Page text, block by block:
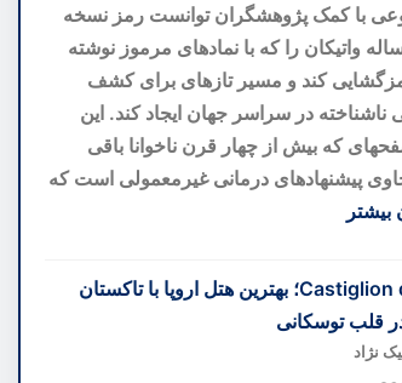
با کمک پژوهشگران توانست رمز نسخه
۴۰۰ ساله واتیکان را که با نمادهای مرموز نوشته
کند و مسیر تازهای برای کشف
ناشناخته در سراسر جهان ایجاد کند. این
۴۰۸ صفحهای که بیش از چهار قرن ناخوانا باقی
حاوی پیشنهادهای درمانی غیرمعمولی است که
بیشتر
Castiglion del Bosco؛ بهترین هتل اروپا با تاکستان
قلب توسکانی
نژاد